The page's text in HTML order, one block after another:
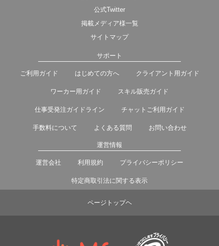
公式Twitter
掲載メディア様一覧
サイトマップ
サポート
ご利用ガイド はじめての方へ クライアント用ガイド
ワーカー用ガイド スキル販売ガイド
仕事受発注ガイドライン チャットご利用ガイド
手数料について よくある質問 お問い合わせ
運営情報
運営会社 利用規約 プライバシーポリシー
特定商取引法に関する表示
ページトップヘ